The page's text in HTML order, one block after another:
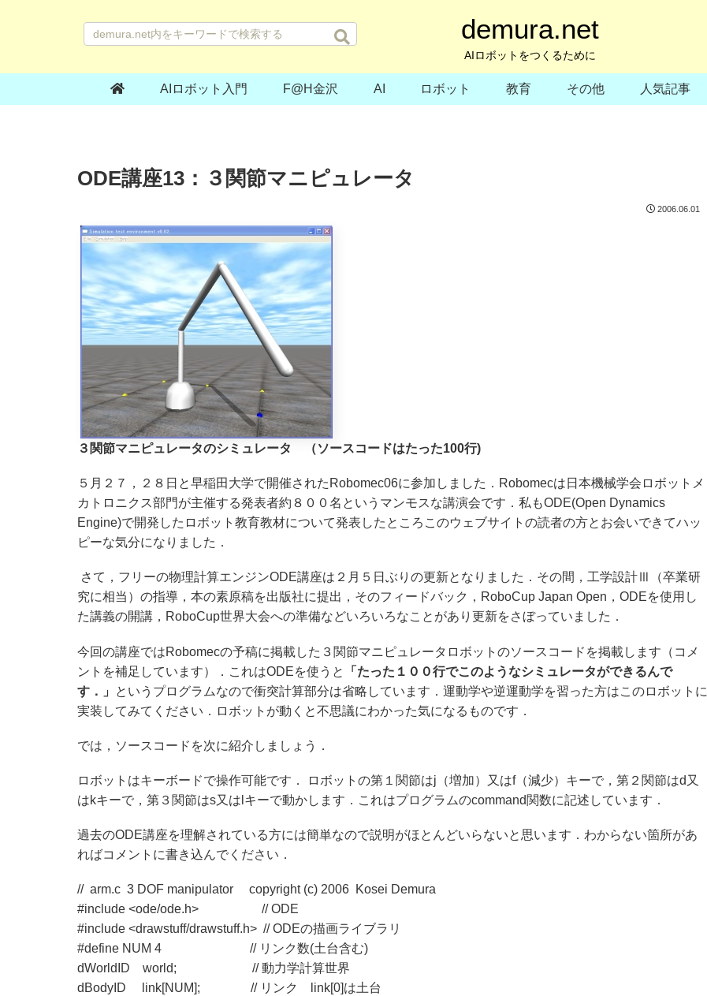
demura.net
AIロボットをつくるために
AIロボット入門 F@H金沢 AI ロボット 教育 その他 人気記事
ODE講座13：３関節マニピュレータ
2006.06.01
３関節マニピュレータのシミュレータ （ソースコードはたった100行)
５月２７，２８日と早稲田大学で開催されたRobomec06に参加しました．Robomecは日本機械学会ロボットメ
カトロニクス部門が主催する発表者約８００名というマンモスな講演会です．私もODE(Open Dynamics
Engine)で開発したロボット教育教材について発表したところこのウェブサイトの読者の方とお会いできてハッ
ピーな気分になりました．
さて，フリーの物理計算エンジンODE講座は２月５日ぶりの更新となりました．その間，工学設計Ⅲ（卒業研
究に相当）の指導，本の素原稿を出版社に提出，そのフィードバック，RoboCup Japan Open，ODEを使用し
た講義の開講，RoboCup世界大会への準備などいろいろなことがあり更新をさぼっていました．
今回の講座ではRobomecの予稿に掲載した３関節マニピュレータロボットのソースコードを掲載します（コメ
ントを補足しています）．これはODEを使うと
「たった１００行でこのようなシミュレータができるんで
す．」
というプログラムなので衝突計算部分は省略しています．運動学や逆運動学を習った方はこのロボットに
実装してみてください．ロボットが動くと不思議にわかった気になるものです．
では，ソースコードを次に紹介しましょう．
ロボットはキーボードで操作可能です． ロボットの第１関節はj（増加）又はf（減少）キーで，第２関節はd又
はkキーで，第３関節はs又はlキーで動かします．これはプログラムのcommand関数に記述しています．
過去のODE講座を理解されている方には簡単なので説明がほとんどいらないと思います．わからない箇所があ
ればコメントに書き込んでください．
// arm.c 3 DOF manipulator copyright (c) 2006 Kosei Demura
#include <ode/ode.h> // ODE
#include <drawstuff/drawstuff.h> // ODEの描画ライブラリ
#define NUM 4 // リンク数(土台含む)
dWorldID world; // 動力学計算世界
dBodyID link[NUM]; // リンク link[0]は土台